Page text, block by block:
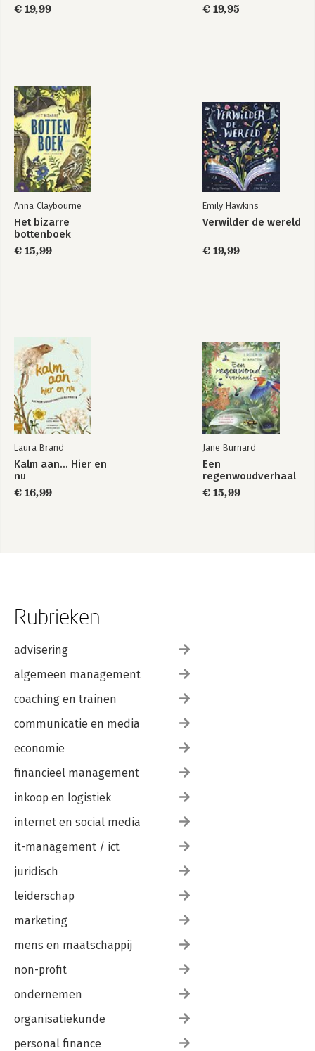
€ 19,99 € 19,95
Anna Claybourne
Het bizarre
bottenboek
€ 15,99
Emily Hawkins
Verwilder de wereld
€ 19,99
Laura Brand
Kalm aan… Hier en
nu
€ 16,99
Jane Burnard
Een
regenwoudverhaal
€ 15,99
Rubrieken
advisering
algemeen management
coaching en trainen
communicatie en media
economie
financieel management
inkoop en logistiek
internet en social media
it-management / ict
juridisch
leiderschap
marketing
mens en maatschappij
non-profit
ondernemen
organisatiekunde
personal finance